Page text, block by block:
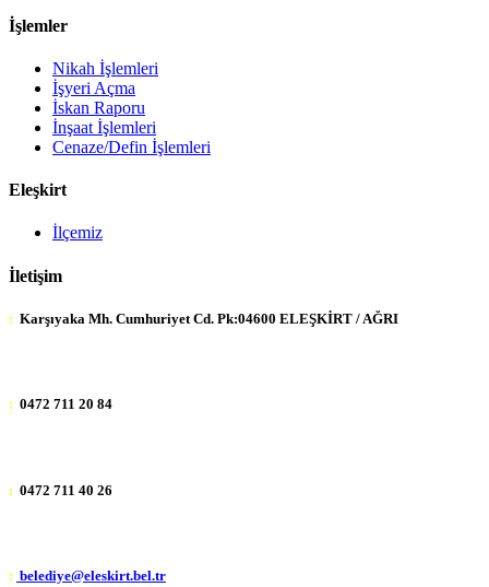
İşlemler
Nikah İşlemleri
İşyeri Açma
İskan Raporu
İnşaat İşlemleri
Cenaze/Defin İşlemleri
Eleşkirt
İlçemiz
İletişim
: Karşıyaka Mh. Cumhuriyet Cd. Pk:04600 ELEŞKİRT / AĞRI
: 0472 711 20 84
: 0472 711 40 26
: belediye@eleskirt.bel.tr